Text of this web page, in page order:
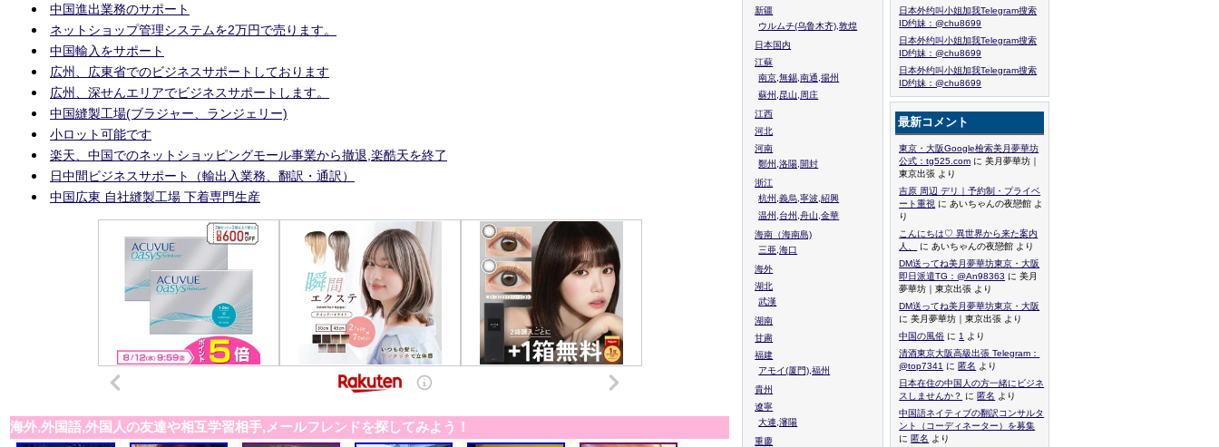
中国進出業務のサポート
ネットショップ管理システムを2万円で売ります。
中国輸入をサポート
広州、広東省でのビジネスサポートしております
広州、深せんエリアでビジネスサポートします。
中国縫製工場(ブラジャー、ランジェリー)
小ロット可能です
楽天、中国でのネットショッピングモール事業から撤退,楽酷天を終了
日中間ビジネスサポート（輸出入業務、翻訳・通訳）
中国広東 自社縫製工場 下着専門生産
海外,外国語,外国人の友達や相互学習相手,メールフレンドを探してみよう！
新疆
ウルムチ(乌鲁木齐),敦煌
日本国内
江蘇
南京,無錫,南通,揚州
蘇州,昆山,周庄
江西
河北
河南
鄭州,洛陽,開封
浙江
杭州,義烏,寧波,紹興
温州,台州,舟山,金華
海南（海南島)
三亜,海口
海外
湖北
武漢
湖南
甘粛
福建
アモイ(厦門),福州
貴州
遼寧
大連,瀋陽
重慶
日本外约叫小姐加我Telegram搜索
ID约妹：@chu8699
日本外约叫小姐加我Telegram搜索
ID约妹：@chu8699
日本外约叫小姐加我Telegram搜索
ID约妹：@chu8699
最新コメント
東京・大阪Google檢索美月夢華坊
公式：tg525.com に 美月夢華坊｜
東京出張 より
吉原 周辺 デリ｜予約制・プライベ
ート重視 に あいちゃんの夜戀館 よ
り
こんにちは♡ 異世界から来た案内
人、
に あいちゃんの夜戀館 より
DM送ってね美月夢華坊東京・大阪
即日派遣TG：@An98363 に 美月
夢華坊｜東京出張 より
DM送ってね美月夢華坊東京・大阪
に 美月夢華坊｜東京出張 より
中国の風俗 に 1
より
清酒東京大阪高級出張 Telegram：
@top7341 に 匿名 より
日本在住の中国人の方一緒にビジネ
スしませんか？ に 匿名 より
中国語ネイティブの翻訳コンサルタ
ント（コーディネーター）を募集
に 匿名 より